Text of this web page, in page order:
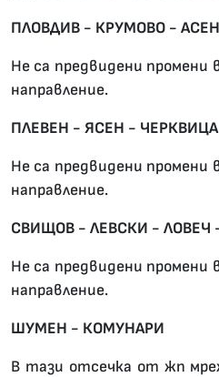
ПЛОВДИВ - КРУМОВО -
Не са предвидени промени
направление.
ПЛЕВЕН - ЯСЕН - ЧЕРКВИЦА
Не са предвидени промени
направление.
СВИЩОВ - ЛЕВСКИ - ЛОВЕЧ
Не са предвидени промени
направление.
ШУМЕН - КОМУНАРИ
В тази отсечка от жп